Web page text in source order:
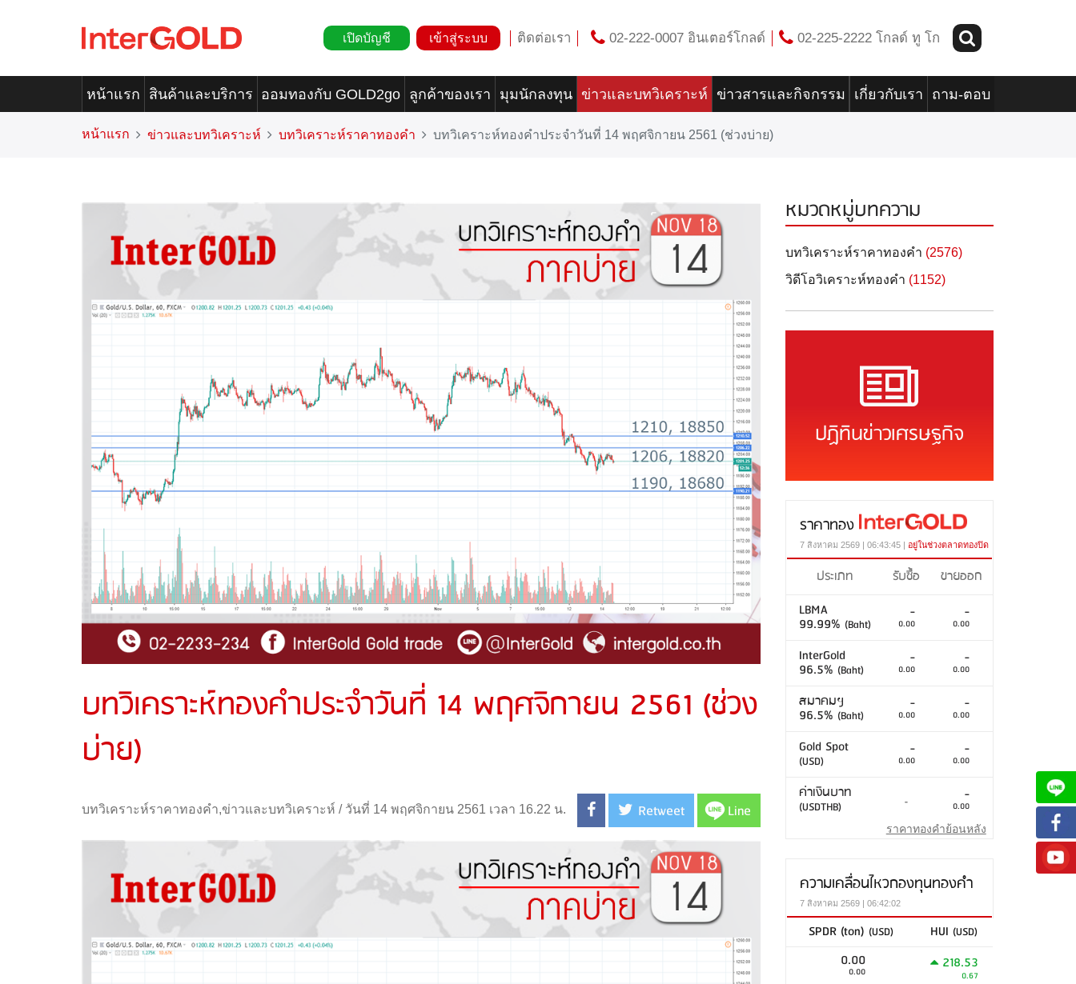
เปิดบัญชี เข้าสู่ระบบ ติดต่อเรา 02-222-0007 อินเตอร์โกลด์ 02-225-2222 โกลด์ ทู โก
หน้าแรก สินค้าและบริการ ออมทองกับ GOLD2go ลูกค้าของเรา มุมนักลงทุน ข่าวและบทวิเคราะห์ ข่าวสารและกิจกรรม เกี่ยวกับเรา ถาม-ตอบ
หน้าแรก ข่าวและบทวิเคราะห์ บทวิเคราะห์ราคาทองคำ บทวิเคราะห์ทองคำประจำวันที่ 14 พฤศจิกายน 2561 (ช่วงบ่าย)
บทวิเคราะห์ทองคำประจำวันที่ 14 พฤศจิกายน 2561 (ช่วง
บ่าย)
บทวิเคราะห์ราคาทองคำ,ข่าวและบทวิเคราะห์ / วันที่ 14 พฤศจิกายน 2561 เวลา 16.22 น. Retweet Line
หมวดหมู่บทความ
บทวิเคราะห์ราคาทองคำ (2576)
วิดีโอวิเคราะห์ทองคำ (1152)
ปฏิทินข่าวเศรษฐกิจ
ราคาทอง
7 สิงหาคม 2569 | 06:43:45 | อยู่ในช่วงตลาดทองปิด
ประเภท รับซื้อ
ขายออก
LBMA
99.99% (Baht)
-
0.00
-
0.00
InterGold
96.5% (Baht)
-
0.00
-
0.00
สมาคมฯ
96.5% (Baht)
-
0.00
-
0.00
Gold Spot
(USD)
-
0.00
-
0.00
ค่าเงินบาท
(USDTHB) - -
0.00
ราคาทองคำย้อนหลัง
ความเคลื่อนไหวกองทุนทองคำ
7 สิงหาคม 2569 | 06:42:02
SPDR (ton) (USD) HUI (USD)
0.00
0.00 218.53
0.67